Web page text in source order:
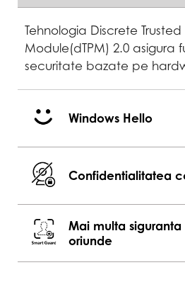
Tehnologia Discrete
Module(dTPM) 2.0 asigura
securitate bazate pe
Windows Hello
Confidentialitatea
Mai multa
oriunde